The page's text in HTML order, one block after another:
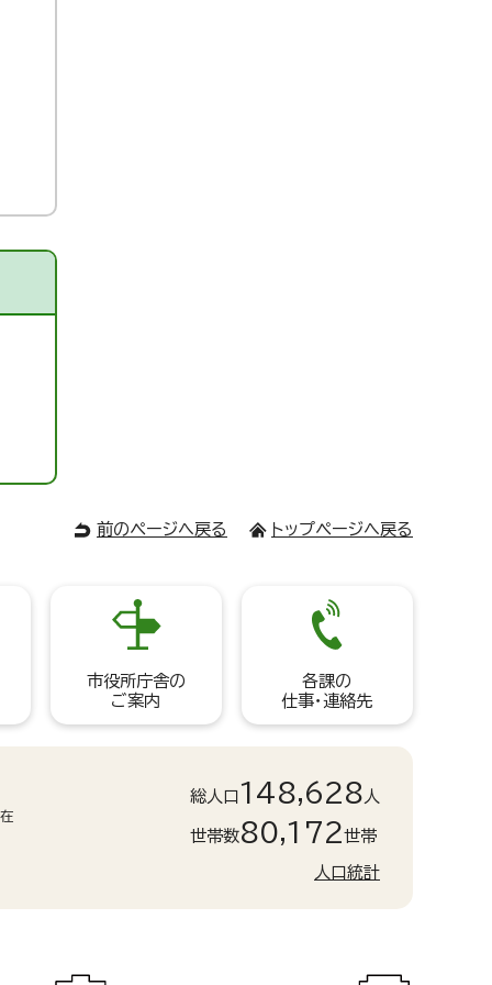
前のページへ戻る トップページへ戻る
市役所庁舎の
ご案内
各課の
仕事・連絡先
総人口 148,628 人
世帯数80,172世帯
人口統計